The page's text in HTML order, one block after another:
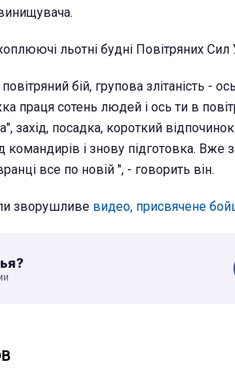
льотні будні Повітряних Сил
бій, групова злітаність -
праця сотень людей і ось ти в
захід, посадка, короткий відпочинок
командирів і знову підготовка. Вже
все по новій ", - говорить він.
зворушливе видео, присвячене